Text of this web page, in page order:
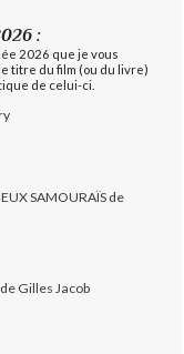
:
2026 que je vous
titre du film (ou du livre)
de celui-ci.
SAMOURAÏS de
Gilles Jacob